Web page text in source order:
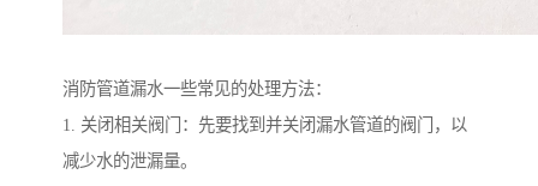
消防管道漏水一些常见的处理方法：
1. 关闭相关阀门：先要找到并关闭漏水管道的阀门，以
减少水的泄漏量。